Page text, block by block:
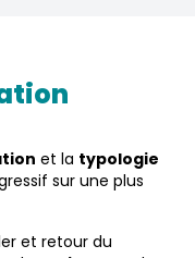
et la typologie
sur une plus
et retour du